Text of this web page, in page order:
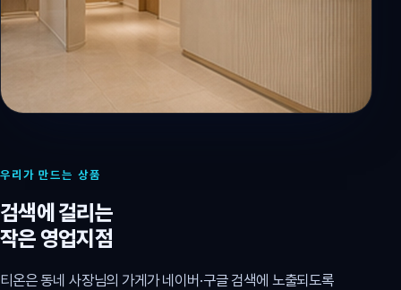
우리가 만드는 상품
검색에 걸리는
작은 영업지점
티온은 동네 사장님의 가게가 네이버·구글 검색에 노출되도록